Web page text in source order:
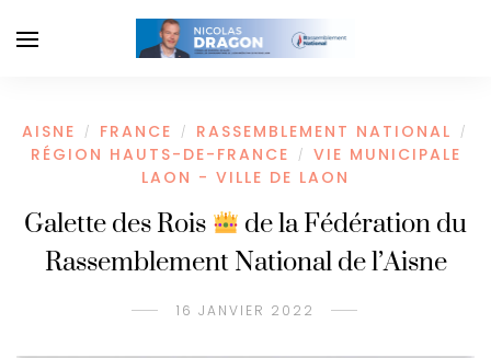
AISNE / FRANCE / RASSEMBLEMENT NATIONAL /
RÉGION HAUTS-DE-FRANCE /
VIE MUNICIPALE
LAON - VILLE DE LAON
Galette des Rois
de la Fédération du
Rassemblement National de l’Aisne
16 JANVIER 2022